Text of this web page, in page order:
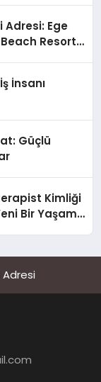
Adresi: Ege
Resort
İnsanı
Güçlü
Kimliği
Bir Yaşam